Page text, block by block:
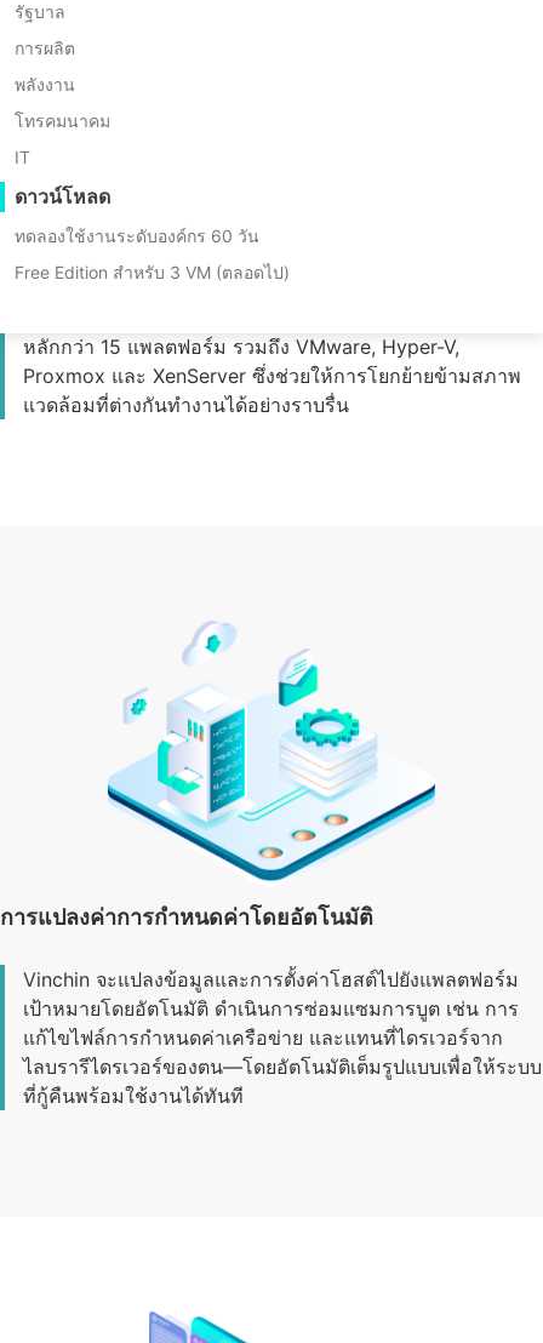
รัฐบาล
การผลิต
พลังงาน
โทรคมนาคม
IT
ดาวน์โหลด
ทดลองใช้งานระดับองค์กร 60 วัน
Free Edition สำหรับ 3 VM (ตลอดไป)
ความเข้ากันได้กับแพลตฟอร์มหลากหลายประเภท
Vinchin รองรับอินสแตนซ์คลาวด์อย่างเช่น AWS EC2 และ
หลักกว่า 15 แพลตฟอร์ม รวมถึง VMware, Hyper-V,
Proxmox และ XenServer ซึ่งช่วยให้การโยกย้ายข้ามสภาพ
แวดล้อมที่ต่างกันทำงานได้อย่างราบรื่น
การแปลงค่าการกำหนดค่าโดยอัตโนมัติ
Vinchin จะแปลงข้อมูลและการตั้งค่าโฮสต์ไปยังแพลตฟอร์ม
เป้าหมายโดยอัตโนมัติ ดำเนินการซ่อมแซมการบูต เช่น การ
แก้ไขไฟล์การกำหนดค่าเครือข่าย และแทนที่ไดรเวอร์จาก
ไลบรารีไดรเวอร์ของตน—โดยอัตโนมัติเต็มรูปแบบเพื่อให้ระบบ
ที่กู้คืนพร้อมใช้งานได้ทันที